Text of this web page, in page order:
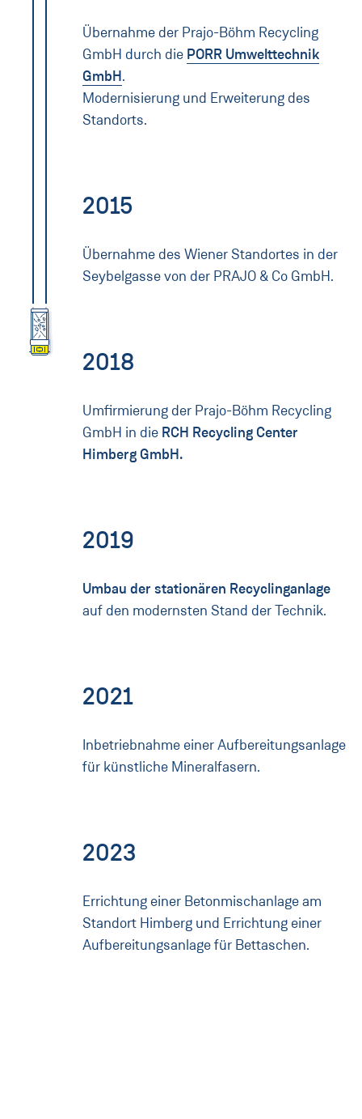
Übernahme der Prajo-Böhm Recycling
GmbH durch die PORR Umwelttechnik
GmbH.
Modernisierung und Erweiterung des
Standorts.
2015
Übernahme des Wiener Standortes in der
Seybelgasse von der PRAJO & Co GmbH.
2018
Umfirmierung der Prajo-Böhm Recycling
GmbH in die RCH Recycling Center
Himberg GmbH.
2019
Umbau der stationären Recyclinganlage
auf den modernsten Stand der Technik.
2021
Inbetriebnahme einer Aufbereitungsanlage
für künstliche Mineralfasern.
2023
Errichtung einer Betonmischanlage am
Standort Himberg und Errichtung einer
Aufbereitungsanlage für Bettaschen.